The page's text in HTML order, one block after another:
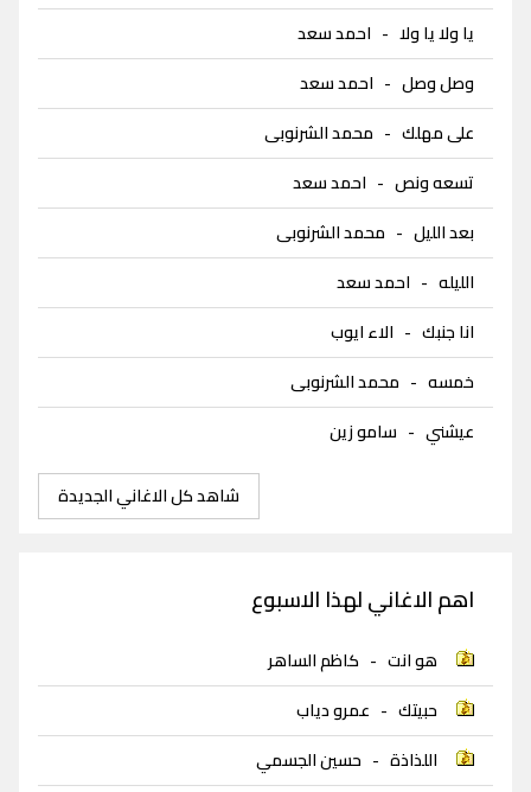
يا ولا يا ولا - احمد سعد
وصل وصل - احمد سعد
على مهلك - محمد الشرنوبى
تسعه ونص - احمد سعد
بعد الليل - محمد الشرنوبى
الليله - احمد سعد
انا جنبك - الاء ايوب
خمسه - محمد الشرنوبى
عيشني - سامو زين
شاهد كل الاغاني الجديدة
اهم الاغاني لهذا الاسبوع
هو انت - كاظم الساهر
حبيتك - عمرو دياب
اللذاذة - حسين الجسمي